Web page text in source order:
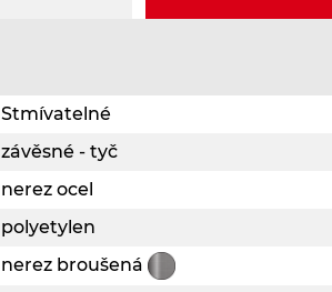
Stmívatelné
závěsné - tyč
nerez ocel
polyetylen
nerez broušená